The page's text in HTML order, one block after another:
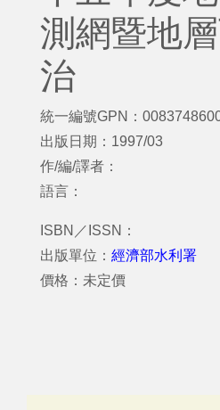
測網暨地
治
統一編號GPN：
出版日期：1997/03
作/編/譯者：
語言：
ISBN／ISSN：
出版單位： 經濟部水利署
價格：未定價